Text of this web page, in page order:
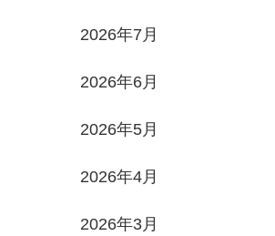
2026年7月
2026年6月
2026年5月
2026年4月
2026年3月